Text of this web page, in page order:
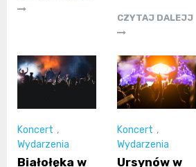
CZYTAJ DALEJJ
Koncert ,
Wydarzenia
Białołęka w
Koncert ,
Wydarzenia
Ursynów w